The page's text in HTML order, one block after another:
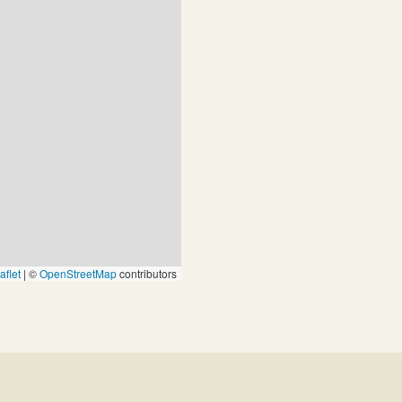
| ©OpenStreetMapcontributors